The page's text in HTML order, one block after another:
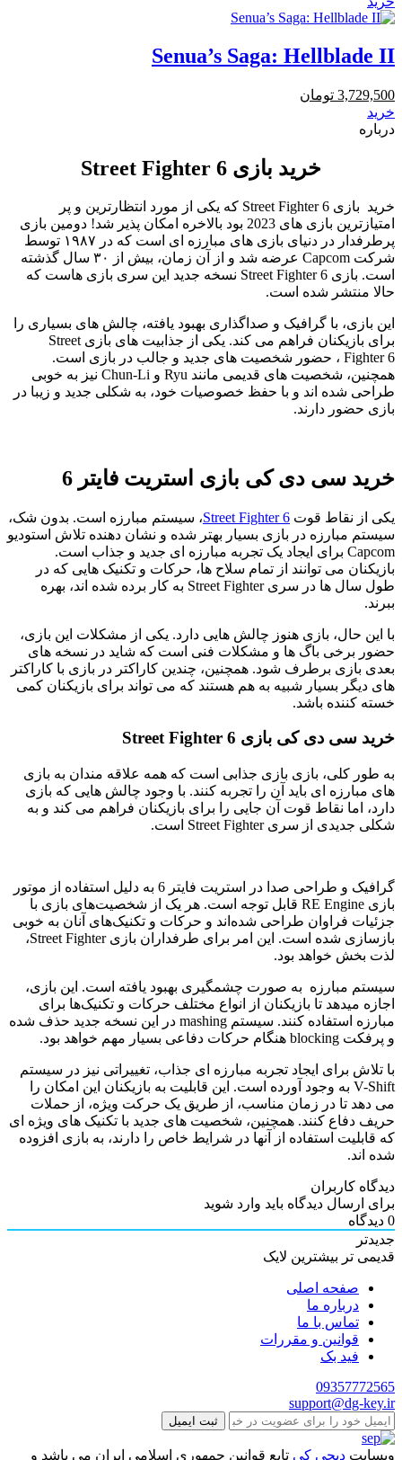
Senua’s Saga: Hellblade II
3,729,500 تومان
خرید
درباره
خرید بازی Street Fighter 6
خرید بازی Street Fighter 6 که یکی از مورد انتظارترین و پر
امتیازترین بازی های 2023 بود بالاخره امکان پذیر شد! دومین بازی
پرطرفدار در دنیای بازی های مبارزه ای است که در ۱۹۸۷ توسط
شرکت Capcom عرضه شد و از آن زمان، بیش از ۳۰ سال گذشته
است. بازی Street Fighter 6 نسخه جدید این سری بازی هاست که
حالا منتشر شده است.
این بازی، با گرافیک و صداگذاری بهبود یافته، چالش های بسیاری را
برای بازیکنان فراهم می کند. یکی از جذابیت های بازی Street
Fighter 6 ، حضور شخصیت های جدید و جالب در بازی است.
همچنین، شخصیت های قدیمی مانند Ryu و Chun-Li نیز به خوبی
طراحی شده اند و با حفظ خصوصیات خود، به شکلی جدید و زیبا در
بازی حضور دارند.
خرید سی دی کی بازی استریت فایتر 6
یکی از نقاط قوت Street Fighter 6، سیستم مبارزه است. بدون شک،
سیستم مبارزه در بازی بسیار بهتر شده و نشان دهنده تلاش استودیو
Capcom برای ایجاد یک تجربه مبارزه ای جدید و جذاب است.
بازیکنان می توانند از تمام سلاح ها، حرکات و تکنیک هایی که در
طول سال ها در سری Street Fighter به کار برده شده اند، بهره
ببرند.
با این حال، بازی هنوز چالش هایی دارد. یکی از مشکلات این بازی،
حضور برخی باگ ها و مشکلات فنی است که شاید در نسخه های
بعدی بازی برطرف شود. همچنین، چندین کاراکتر در بازی با کاراکتر
های دیگر بسیار شبیه به هم هستند که می تواند برای بازیکنان کمی
خسته کننده باشد.
خرید سی دی کی بازی Street Fighter 6
به طور کلی، بازی بازی جذابی است که همه علاقه مندان به بازی
های مبارزه ای باید آن را تجربه کنند. با وجود چالش هایی که بازی
دارد، اما نقاط قوت آن جایی را برای بازیکنان فراهم می کند و به
شکلی جدیدی از سری Street Fighter است.
گرافیک و طراحی صدا در استریت فایتر 6 به دلیل استفاده از موتور
بازی RE Engine قابل توجه است. هر یک از شخصیت‌های بازی با
جزئیات فراوان طراحی شده‌اند و حرکات و تکنیک‌های آنان به خوبی
بازسازی شده است. این امر برای طرفداران بازی Street Fighter،
لذت بخش خواهد بود.
سیستم مبارزه به صورت چشمگیری بهبود یافته است. این بازی،
اجازه میدهد تا بازیکنان از انواع مختلف حرکات و تکنیک‌ها برای
مبارزه استفاده کنند. سیستم mashing در این نسخه جدید حذف شده
و پرفکت blocking هنگام حرکات دفاعی بسیار مهم خواهد بود.
با تلاش برای ایجاد تجربه مبارزه ای جذاب، تغییراتی نیز در سیستم
V-Shift به وجود آورده است. این قابلیت به بازیکنان این امکان را
می دهد تا در زمان مناسب، از طریق یک حرکت ویژه، از حملات
حریف دفاع کنند. همچنین، شخصیت های جدید با تکنیک های ویژه ای
که قابلیت استفاده از آنها در شرایط خاص را دارند، به بازی افزوده
شده اند.
دیدگاه کاربران
برای ارسال دیدگاه باید وارد شوید
0 دیدگاه
جدیدتر
قدیمی تر بیشترین لایک
صفحه اصلی
درباره ما
تماس با ما
قوانین و مقررات
فید بک
09357772565
support@dg-key.ir
ثبت ایمیل
وبسایت دیجی کی تابع قوانین جمهوری اسلامی ایران می باشد و